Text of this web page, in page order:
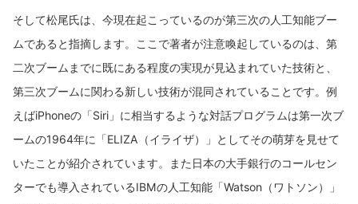
そして松尾氏は、今現在起こっているのが第三次の人工知能ブー
ムであると指摘します。ここで著者が注意喚起しているのは、第
二次ブームまでに既にある程度の実現が見込まれていた技術と、
第三次ブームに関わる新しい技術が混同されていることです。例
えばiPhoneの「Siri」に相当するような対話プログラムは第一次ブ
ームの1964年に「ELIZA（イライザ）」としてその萌芽を見せて
いたことが紹介されています。また日本の大手銀行のコールセン
ターでも導入されているIBMの人工知能「Watson（ワトソン）」